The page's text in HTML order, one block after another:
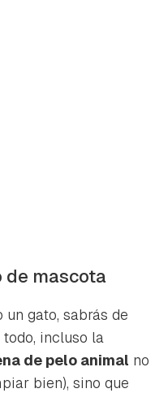
de mascota
gato, sabrás de
incluso la
de pelo animal no
bien), sino que